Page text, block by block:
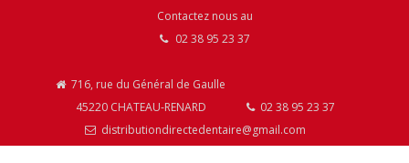
Contactez nous au
02 38 95 23 37
716, rue du Général de Gaulle
45220 CHATEAU-RENARD
02 38 95 23 37
distributiondirectedentaire@gmail.com